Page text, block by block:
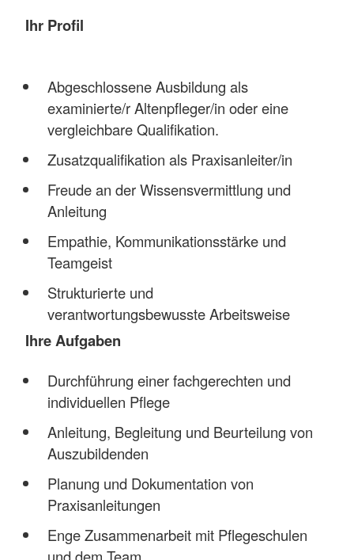
Ihr Profil
Abgeschlossene Ausbildung als
examinierte/r Altenpfleger/in oder eine
vergleichbare Qualifikation.
Zusatzqualifikation als Praxisanleiter/in
Freude an der Wissensvermittlung und
Anleitung
Empathie, Kommunikationsstärke und
Teamgeist
Strukturierte und
verantwortungsbewusste Arbeitsweise
Ihre Aufgaben
Durchführung einer fachgerechten und
individuellen Pflege
Anleitung, Begleitung und Beurteilung von
Auszubildenden
Planung und Dokumentation von
Praxisanleitungen
Enge Zusammenarbeit mit Pflegeschulen
und dem Team